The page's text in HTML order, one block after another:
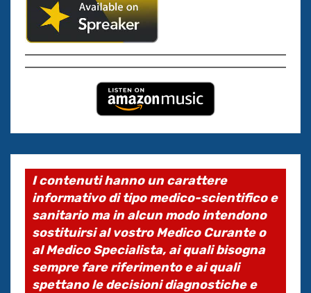
I contenuti hanno un carattere
informativo di tipo medico-scientifico e
sanitario ma in alcun modo intendono
sostituirsi al vostro Medico Curante o
al Medico Specialista, ai quali bisogna
sempre fare riferimento e ai quali
spettano le decisioni diagnostiche e